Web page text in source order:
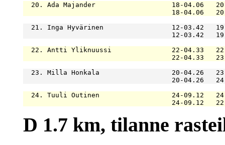
20. Ada Majander                   18-04.06
18-04.06
21. Inga Hyvärinen                 12-03.42
12-03.42
22. Antti Yliknuussi               22-04.33
22-04.33
23. Milla Honkala                  20-04.26
20-04.26
24. Tuuli Outinen                  24-09.12
24-09.12
D 1.7 km, tilanne